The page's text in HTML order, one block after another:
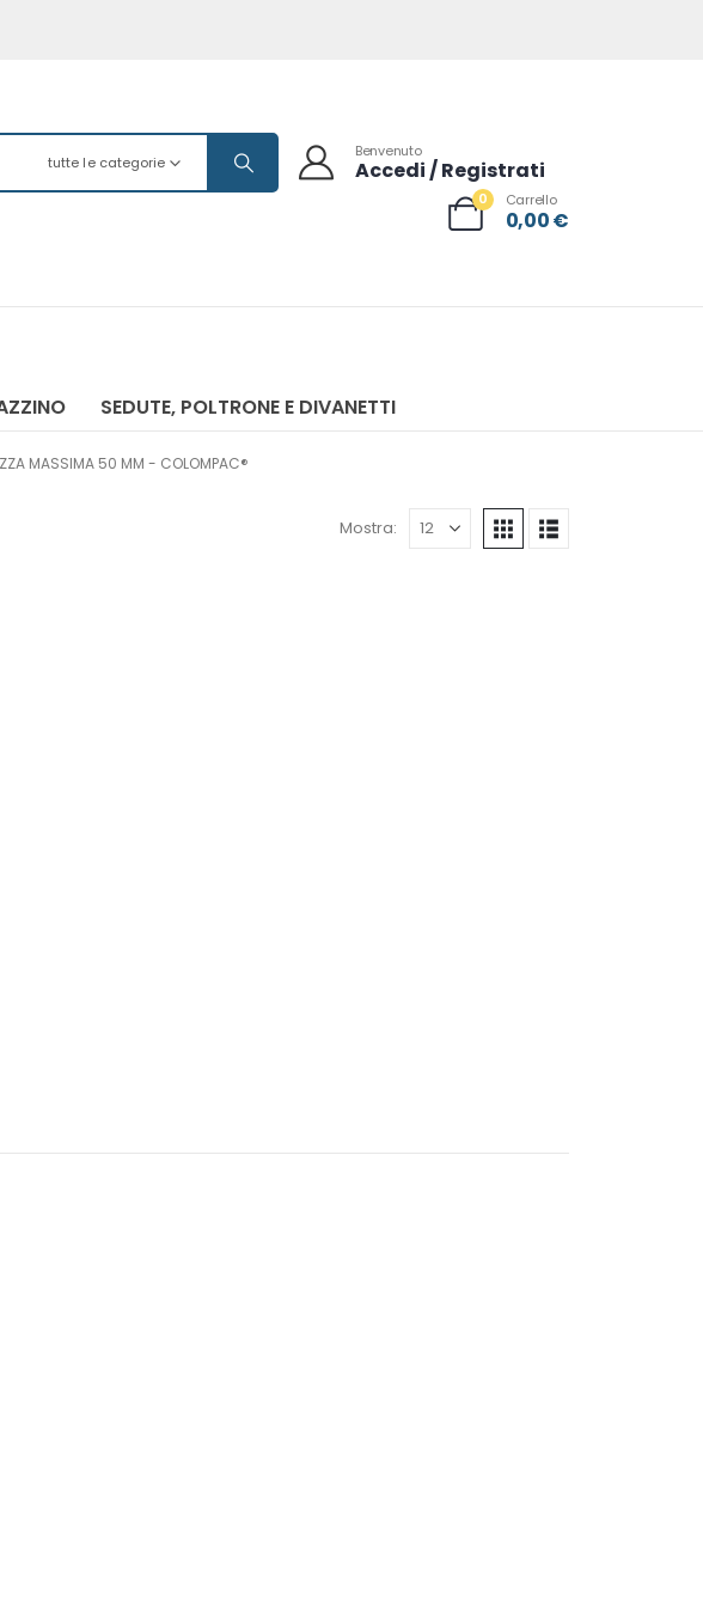
tutte le categorie
Benvenuto
Accedi / Registrati
0 Carrello
0,00€
SEDUTE, POLTRONE E DIVANETTI
MASSIMA 50 MM - COLOMPAC®
Mostra: